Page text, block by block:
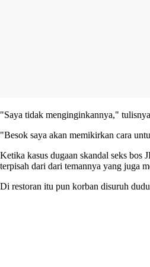
"Saya tidak menginginkannya,"
"Besok saya akan memikirkan cara
Ketika kasus dugaan skandal seks bos
terpisah dari dari temannya yang juga
Di restoran itu pun korban disuruh